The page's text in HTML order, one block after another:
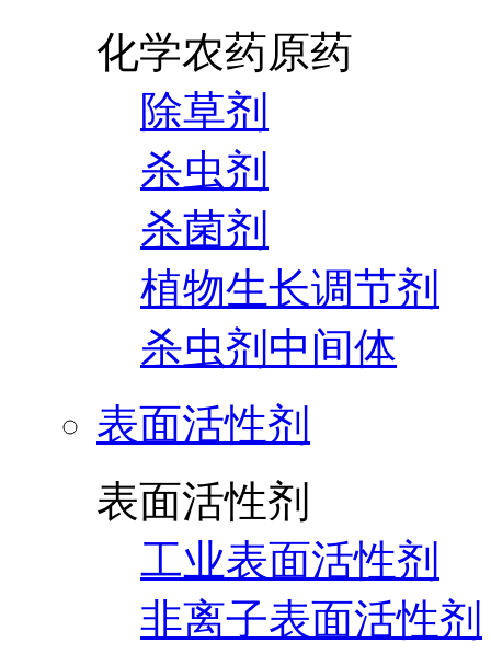
化学农药原药
除草剂
杀虫剂
杀菌剂
植物生长调节剂
杀虫剂中间体
表面活性剂
表面活性剂
工业表面活性剂
非离子表面活性剂